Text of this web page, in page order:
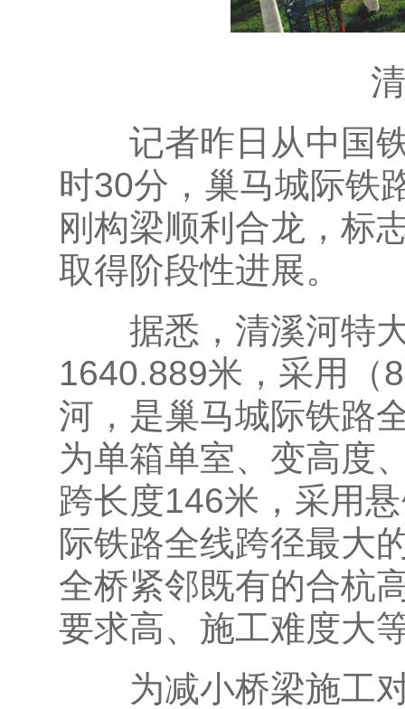
记者昨日从中国铁
时30分，巢马城际
刚构梁顺利合龙，标
取得阶段性进展。
据悉，清溪河特大
1640.889米，采用（
河，是巢马城际铁路
为单箱单室、变高度
跨长度146米，采用
际铁路全线跨径最大
全桥紧邻既有的合杭
要求高、施工难度大
为减小桥梁施工对